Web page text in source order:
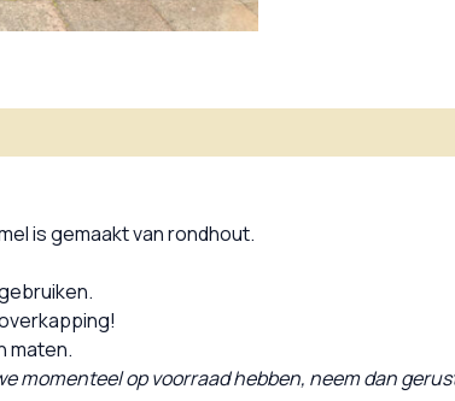
is gemaakt van rondhout.
maten.
momenteel op voorraad hebben, neem dan